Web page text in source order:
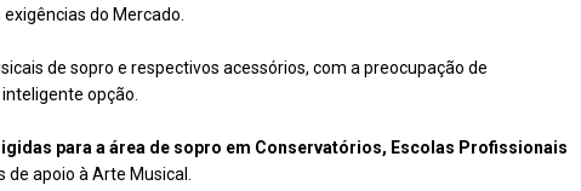
do Mercado.
de sopro e respectivos acessórios, com a preocupação de
opção.
para a área de sopro em Conservatórios, Escolas Profissionais
apoio à Arte Musical.